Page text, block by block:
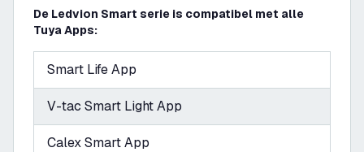
De Ledvion Smart serie is compatibel met alle
Tuya Apps:
Smart Life App
V-tac Smart Light App
Calex Smart App